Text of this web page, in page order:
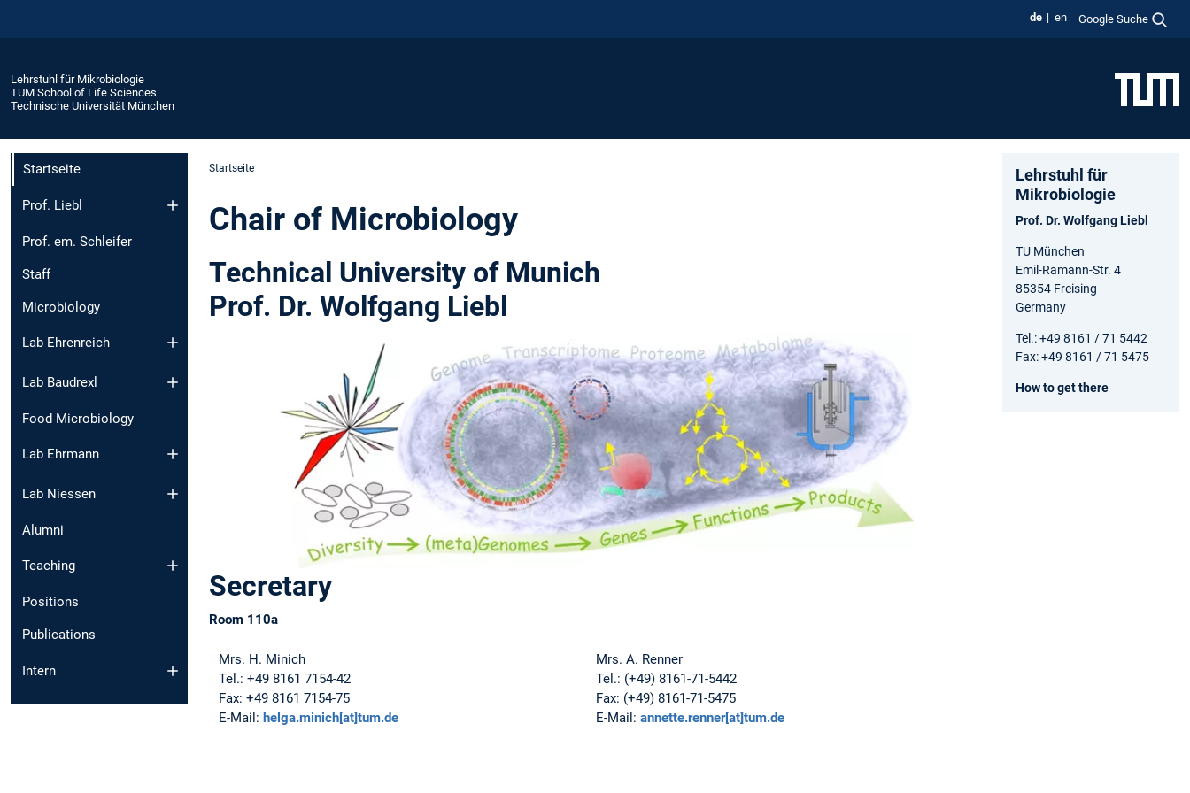
de en Google Suche
Lehrstuhl für Mikrobiologie
TUM School of Life Sciences
Technische Universität München
Startseite
Prof. Liebl
Prof. em. Schleifer
Staff
Microbiology
Lab Ehrenreich
Lab Baudrexl
Food Microbiology
Lab Ehrmann
Lab Niessen
Alumni
Teaching
Positions
Publications
Intern
Startseite
Chair of Microbiology
Technical University of Munich
Prof. Dr. Wolfgang Liebl
Secretary
Room 110a
Mrs. H. Minich
Tel.: +49 8161 7154-42
Fax: +49 8161 7154-75
E-Mail:helga.minich[at]tum.de
Mrs. A. Renner
Tel.: (+49) 8161-71-5442
Fax: (+49) 8161-71-5475
E-Mail:annette.renner[at]tum.de
Lehrstuhl für
Mikrobiologie
Prof. Dr. Wolfgang Liebl
TU München
Emil-Ramann-Str. 4
85354 Freising
Germany
Tel.: +49 8161 / 71 5442
Fax: +49 8161 / 71 5475
How to get there